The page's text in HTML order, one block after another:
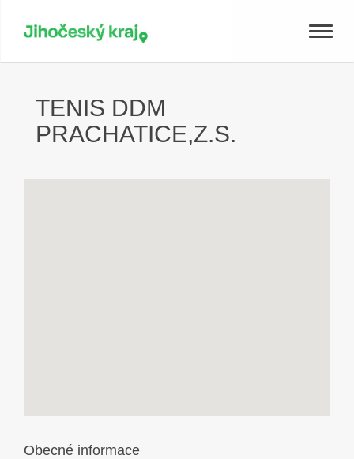
Toggle
TENIS DDM
PRACHATICE,Z.S.
Obecné informace